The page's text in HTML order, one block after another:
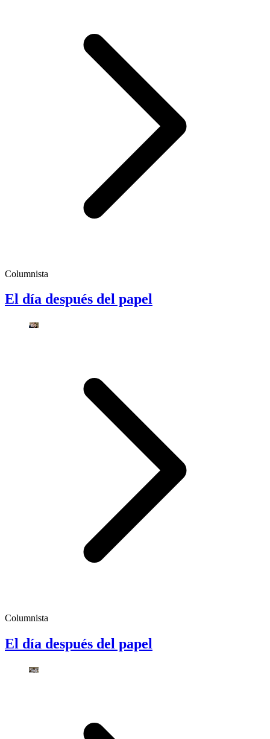
Columnista
El día después del papel
Columnista
El día después del papel